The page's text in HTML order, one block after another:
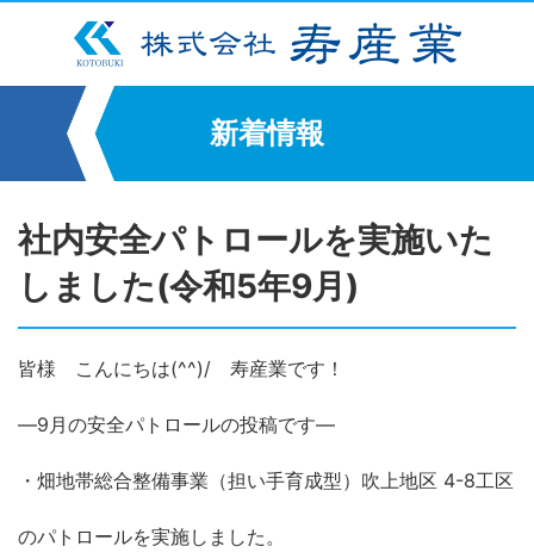
新着情報
社内安全パトロールを実施いた
しました(令和5年9月)
皆様 こんにちは(^^)/ 寿産業です！
―9月の安全パトロールの投稿です―
・畑地帯総合整備事業（担い手育成型）吹上地区 4-8工区
のパトロールを実施しました。